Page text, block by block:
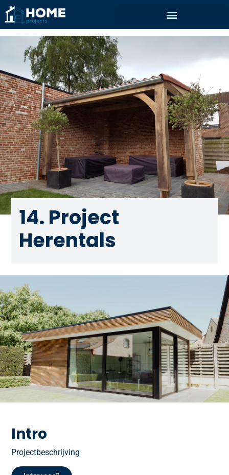
14. Project
Herentals
Intro
Projectbeschrijving